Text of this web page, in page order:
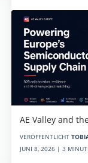
AE Valley and
VERÖFFENTLICHT
JUNI 8, 2026 | 3